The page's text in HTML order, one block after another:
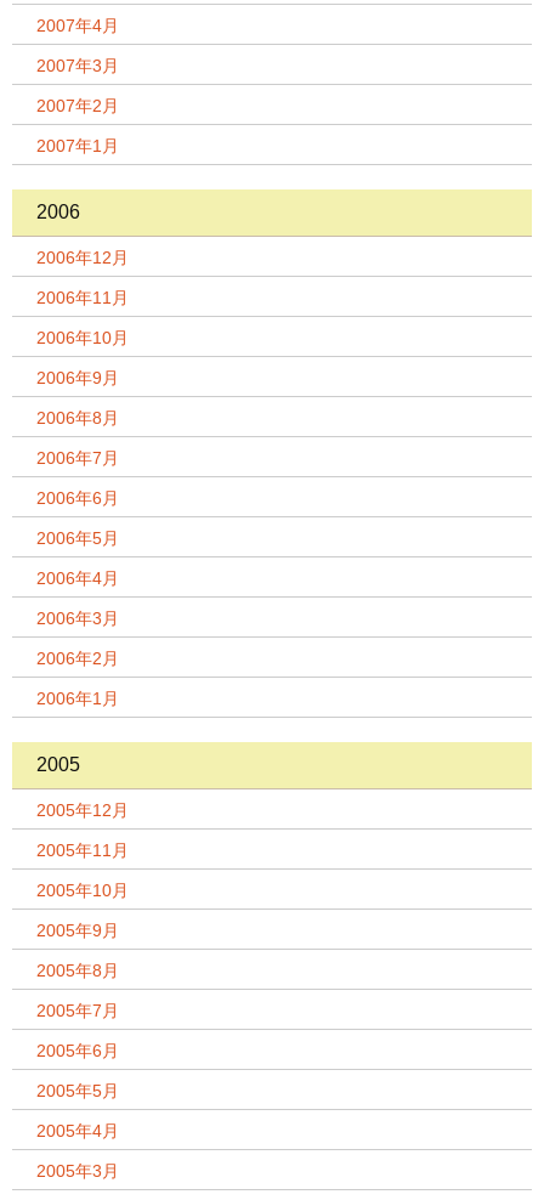
2007年4月
2007年3月
2007年2月
2007年1月
2006
2006年12月
2006年11月
2006年10月
2006年9月
2006年8月
2006年7月
2006年6月
2006年5月
2006年4月
2006年3月
2006年2月
2006年1月
2005
2005年12月
2005年11月
2005年10月
2005年9月
2005年8月
2005年7月
2005年6月
2005年5月
2005年4月
2005年3月